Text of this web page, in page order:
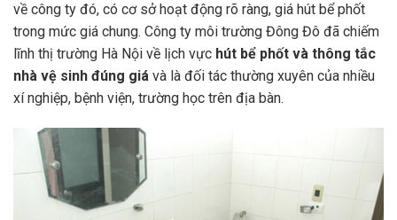
về công ty đó, có cơ sở hoạt động rõ ràng, giá hút bể phốt
trong mức giá chung. Công ty môi trường Đông Đô đã chiếm
lĩnh thị trường Hà Nội về lịch vực hút bể phốt và thông tắc
nhà vệ sinh đúng giá và là đối tác thường xuyên của nhiều
xí nghiệp, bệnh viện, trường học trên địa bàn.